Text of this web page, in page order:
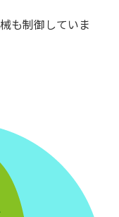
も制御していま